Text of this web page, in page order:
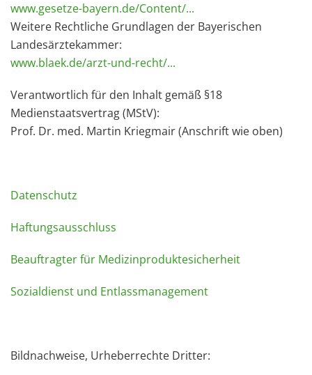
www.gesetze-bayern.de/Content/...
Weitere Rechtliche Grundlagen der Bayerischen
Landesärztekammer:
www.blaek.de/arzt-und-recht/...
Verantwortlich für den Inhalt gemäß §18
Medienstaatsvertrag (MStV):
Prof. Dr. med. Martin Kriegmair (Anschrift wie oben)
Datenschutz
Haftungsausschluss
Beauftragter für Medizinproduktesicherheit
Sozialdienst und Entlassmanagement
Bildnachweise, Urheberrechte Dritter: